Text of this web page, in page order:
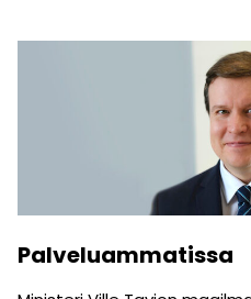
Palveluammatissa